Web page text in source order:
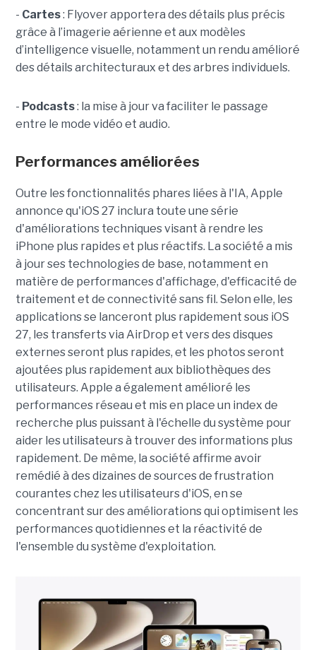
- Cartes: Flyover apportera des détails plus précis
grâce à l’imagerie aérienne et aux modèles
d’intelligence visuelle, notamment un rendu amélioré
des détails architecturaux et des arbres individuels.
- Podcasts: la mise à jour va faciliter le passage
entre le mode vidéo et audio.
Performances améliorées
Outre les fonctionnalités phares liées à l'IA, Apple
annonce qu'iOS 27 inclura toute une série
d'améliorations techniques visant à rendre les
iPhone plus rapides et plus réactifs. La société a mis
à jour ses technologies de base, notamment en
matière de performances d'affichage, d'efficacité de
traitement et de connectivité sans fil. Selon elle, les
applications se lanceront plus rapidement sous iOS
27, les transferts via AirDrop et vers des disques
externes seront plus rapides, et les photos seront
ajoutées plus rapidement aux bibliothèques des
utilisateurs. Apple a également amélioré les
performances réseau et mis en place un index de
recherche plus puissant à l'échelle du système pour
aider les utilisateurs à trouver des informations plus
rapidement. De même, la société affirme avoir
remédié à des dizaines de sources de frustration
courantes chez les utilisateurs d'iOS, en se
concentrant sur des améliorations qui optimisent les
performances quotidiennes et la réactivité de
l'ensemble du système d'exploitation.